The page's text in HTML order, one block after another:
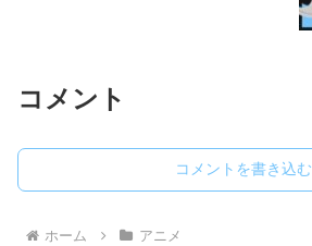
コメント
コメントを書き込む
ホーム アニメ